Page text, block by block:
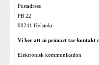
Postadress
PB 22
00241 Helsinki
Vi ber att ni primärt tar kontakt
Elektronisk kommunikation